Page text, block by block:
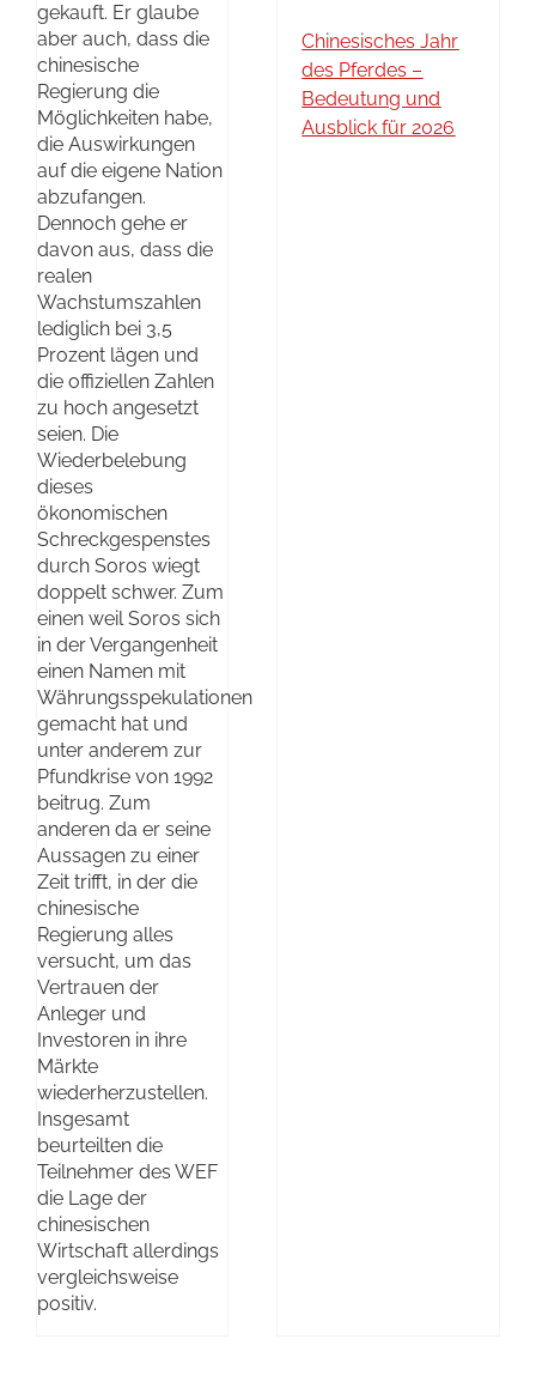
gekauft. Er glaube
aber auch, dass die
chinesische
Regierung die
Möglichkeiten habe,
die Auswirkungen
auf die eigene Nation
abzufangen.
Dennoch gehe er
davon aus, dass die
realen
Wachstumszahlen
lediglich bei 3,5
Prozent lägen und
die offiziellen Zahlen
zu hoch angesetzt
seien. Die
Wiederbelebung
dieses
ökonomischen
Schreckgespenstes
durch Soros wiegt
doppelt schwer. Zum
einen weil Soros sich
in der Vergangenheit
einen Namen mit
Währungsspekulationen
gemacht hat und
unter anderem zur
Pfundkrise von 1992
beitrug. Zum
anderen da er seine
Aussagen zu einer
Zeit trifft, in der die
chinesische
Regierung alles
versucht, um das
Vertrauen der
Anleger und
Investoren in ihre
Märkte
wiederherzustellen.
Insgesamt
beurteilten die
Teilnehmer des WEF
die Lage der
chinesischen
Wirtschaft allerdings
vergleichsweise
positiv.
Chinesisches Jahr
des Pferdes –
Bedeutung und
Ausblick für 2026